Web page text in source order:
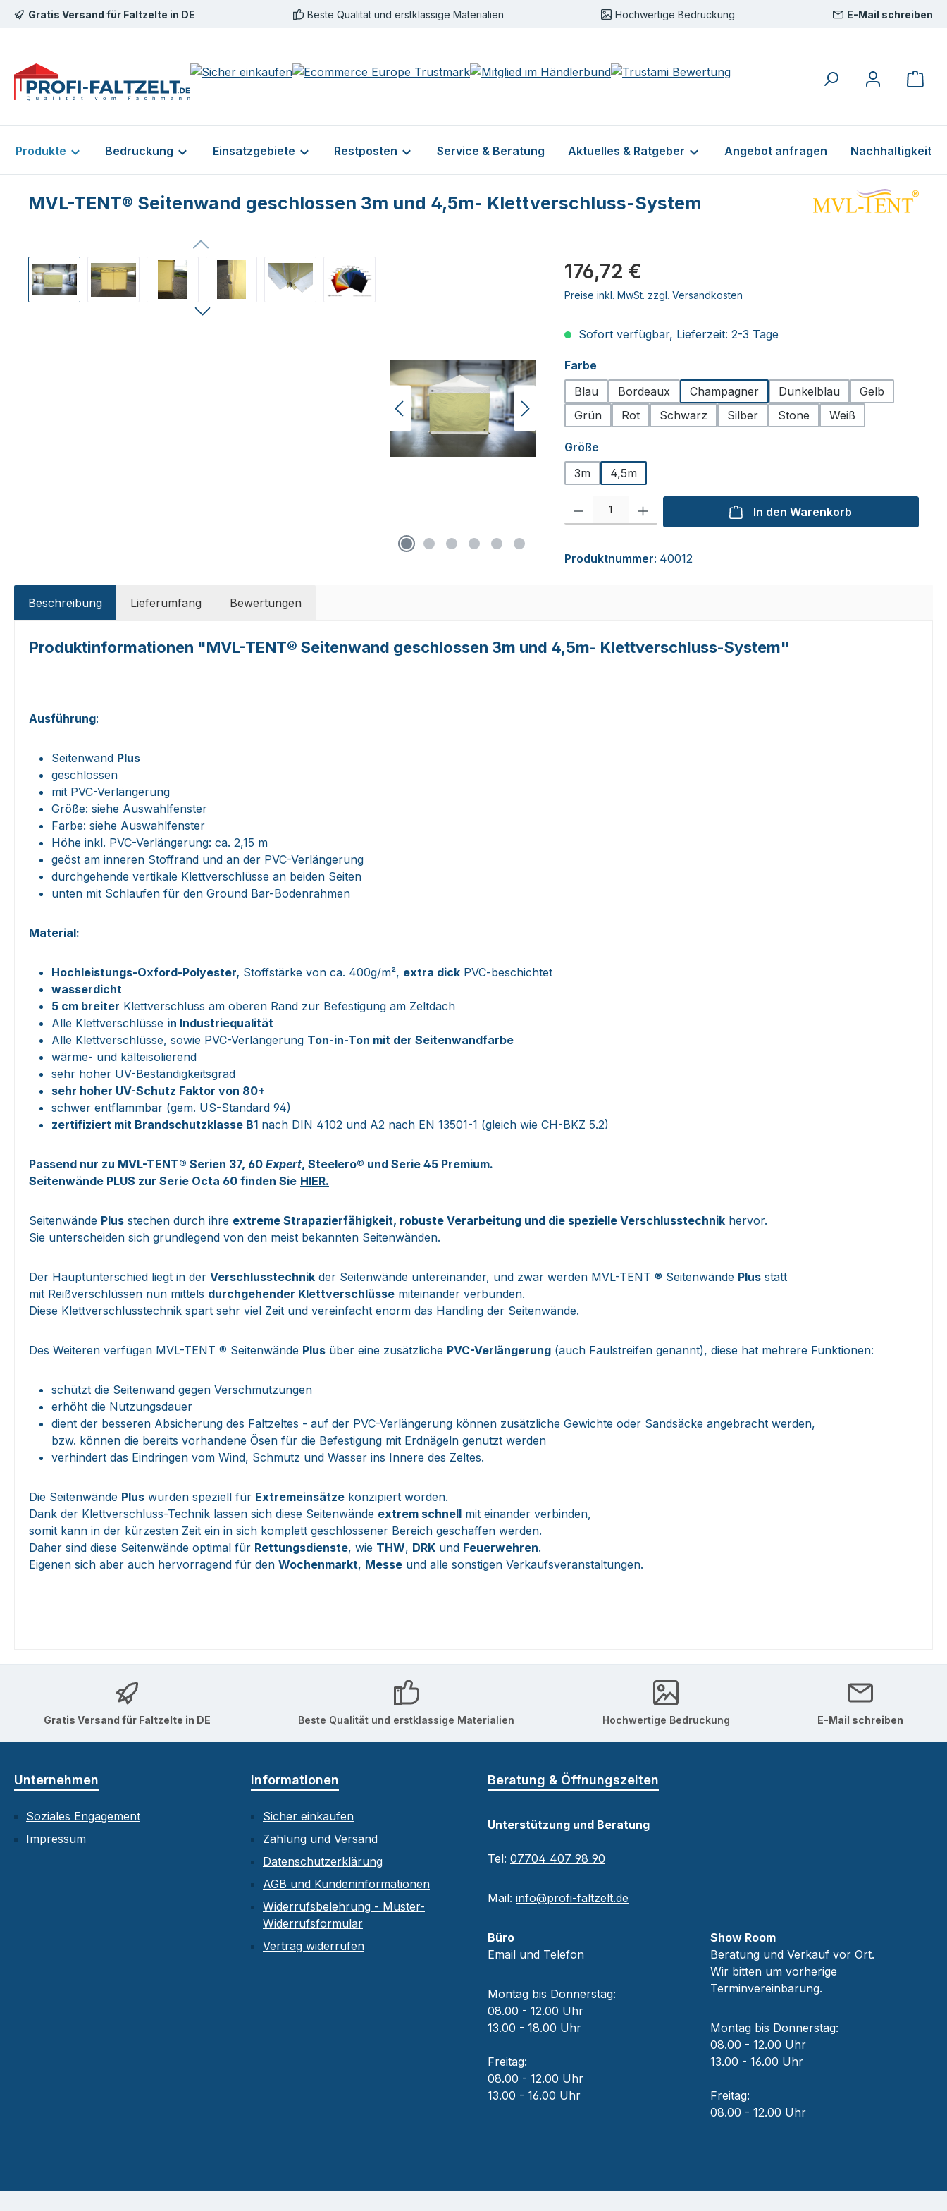
Hauptinhalt springen
Zur Suche springen
Zur Hauptnavigation springen
Gratis Versand für Faltzelte in DE Beste Qualität und erstklassige Materialien Hochwertige Bedruckung E-Mail schreiben
Produkte Bedruckung Einsatzgebiete Restposten Service & Beratung Aktuelles & Ratgeber Angebot anfragen Nachhaltigkeit
MVL-TENT® Seitenwand geschlossen 3m und 4,5m- Klettverschluss-System
Bildergalerie überspringen Regulärer Preis:
176,72 €
Preise inkl. MwSt. zzgl. Versandkosten
Sofort verfügbar, Lieferzeit: 2-3 Tage
Farbeauswählen
Blau
Bordeaux Champagner Dunkelblau
Gelb
Grün
Rot Schwarz Silber Stone Weiß
Größeauswählen
3m
4,5m
Produkt Anzahl: Gib den gewünschten Wert ein oder benutze die Schaltflächen
In den Warenkorb
Produktnummer: 40012
Beschreibung Lieferumfang Bewertungen
Produktinformationen "MVL-TENT® Seitenwand geschlossen 3m und 4,5m- Klettverschluss-System"
Ausführung:
Seitenwand Plus
geschlossen
mit PVC-Verlängerung
Größe: siehe Auswahlfenster
Farbe: siehe Auswahlfenster
Höhe inkl. PVC-Verlängerung: ca. 2,15 m
geöst am inneren Stoffrand und an der PVC-Verlängerung
durchgehende vertikale Klettverschlüsse an beiden Seiten
unten mit Schlaufen für den Ground Bar-Bodenrahmen
Material:
Hochleistungs-Oxford-Polyester, Stoffstärke von ca. 400g/m², extra dick PVC-beschichtet
wasserdicht
5 cm breiter Klettverschluss am oberen Rand zur Befestigung am Zeltdach
Alle Klettverschlüsse in Industriequalität
Alle Klettverschlüsse, sowie PVC-Verlängerung Ton-in-Ton mit der Seitenwandfarbe
wärme- und kälteisolierend
sehr hoher UV-Beständigkeitsgrad
sehr hoher UV-Schutz Faktor von 80+
schwer entflammbar (gem. US-Standard 94)
zertifiziert mit Brandschutzklasse B1 nach DIN 4102 und A2 nach EN 13501-1 (gleich wie CH-BKZ 5.2)
Passend nur zu MVL-TENT® Serien 37, 60 Expert, Steelero® und Serie 45 Premium.
Seitenwände PLUS zur Serie Octa 60 finden Sie HIER.
Seitenwände Plus stechen durch ihre extreme Strapazierfähigkeit, robuste Verarbeitung und die spezielle Verschlusstechnik hervor.
Sie unterscheiden sich grundlegend von den meist bekannten Seitenwänden.
Der Hauptunterschied liegt in der Verschlusstechnik der Seitenwände untereinander, und zwar werden MVL-TENT ® Seitenwände Plus statt
mit Reißverschlüssen nun mittels durchgehender Klettverschlüsse miteinander verbunden.
Diese Klettverschlusstechnik spart sehr viel Zeit und vereinfacht enorm das Handling der Seitenwände.
Des Weiteren verfügen MVL-TENT ® Seitenwände Plus über eine zusätzliche PVC-Verlängerung (auch Faulstreifen genannt), diese hat mehrere Funktionen:
schützt die Seitenwand gegen Verschmutzungen
erhöht die Nutzungsdauer
dient der besseren Absicherung des Faltzeltes - auf der PVC-Verlängerung können zusätzliche Gewichte oder Sandsäcke angebracht werden,
bzw. können die bereits vorhandene Ösen für die Befestigung mit Erdnägeln genutzt werden
verhindert das Eindringen vom Wind, Schmutz und Wasser ins Innere des Zeltes.
Die Seitenwände Plus wurden speziell für Extremeinsätze konzipiert worden.
Dank der Klettverschluss-Technik lassen sich diese Seitenwände extrem schnell mit einander verbinden,
somit kann in der kürzesten Zeit ein in sich komplett geschlossener Bereich geschaffen werden.
Daher sind diese Seitenwände optimal für Rettungsdienste, wie THW, DRK und Feuerwehren.
Eigenen sich aber auch hervorragend für den Wochenmarkt, Messe und alle sonstigen Verkaufsveranstaltungen.
Gratis Versand für Faltzelte in DE Beste Qualität und erstklassige Materialien Hochwertige Bedruckung E-Mail schreiben
Beratung & Öffnungszeiten
Unterstützung und Beratung
Tel: 07704 407 98 90
Mail: info@profi-faltzelt.de
Büro
Email und Telefon
Montag bis Donnerstag:
08.00 - 12.00 Uhr
13.00 - 18.00 Uhr
Freitag:
08.00 - 12.00 Uhr
13.00 - 16.00 Uhr
Show Room
Beratung und Verkauf vor Ort.
Wir bitten um vorherige
Terminvereinbarung.
Montag bis Donnerstag:
08.00 - 12.00 Uhr
13.00 - 16.00 Uhr
Freitag:
08.00 - 12.00 Uhr
Unternehmen
Soziales Engagement
Impressum
Informationen
Sicher einkaufen
Zahlung und Versand
Datenschutzerklärung
AGB und Kundeninformationen
Widerrufsbelehrung - Muster-
Widerrufsformular
Vertrag widerrufen